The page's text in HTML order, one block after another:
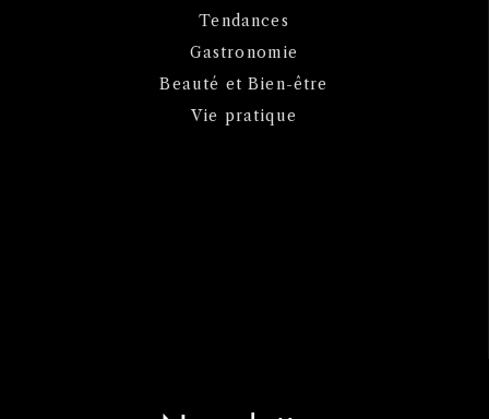
Tendances
Gastronomie
Beauté et Bien-être
Vie pratique